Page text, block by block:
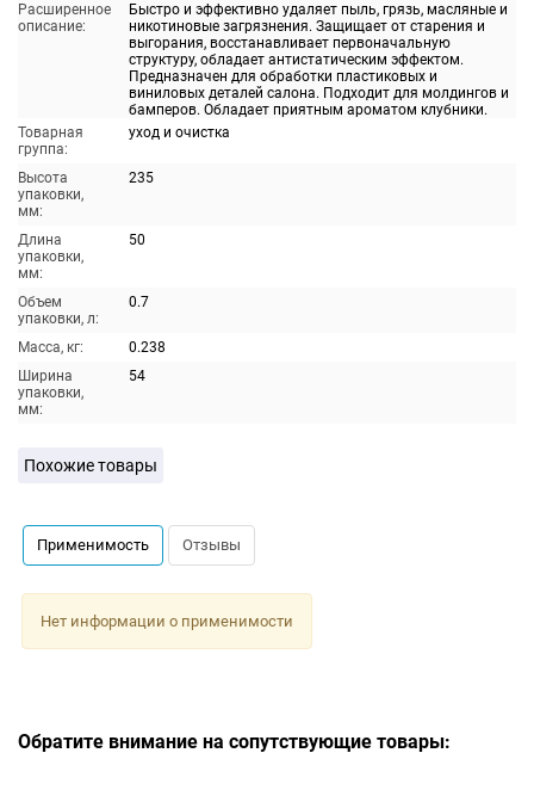
Расширенное
описание:
Быстро и эффективно удаляет пыль, грязь, масляные и
никотиновые загрязнения. Защищает от старения и
выгорания, восстанавливает первоначальную
структуру, обладает антистатическим эффектом.
Предназначен для обработки пластиковых и
виниловых деталей салона. Подходит для молдингов и
бамперов. Обладает приятным ароматом клубники.
Товарная
группа:
уход и очистка
Высота
упаковки,
мм:
235
Длина
упаковки,
мм:
50
Объем
упаковки, л:
0.7
Масса, кг:
0.238
Ширина
упаковки,
мм:
54
Похожие товары
Применимость Отзывы
Нет информации о применимости
Обратите внимание на сопутствующие товары: